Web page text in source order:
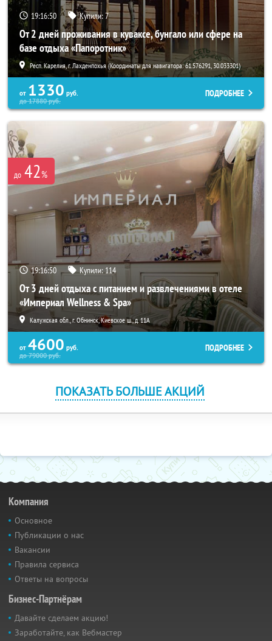
19:16:49 Купили:7
От 2 дней проживания в куваксе, бунгало или сфере на
базе отдыха «Папоротник»
Респ. Карелия, г. Лахденпохья (Координаты для навигатора: 61.576291, 30.033301)
от 1330 руб.
до17880руб.
ПОДРОБНЕЕ
до 42%
19:16:49 Купили:114
От 3 дней отдыха с питанием и развлечениями в отеле
«Империал Wellness & Spa»
Калужская обл., г. Обнинск, Киевское ш., д. 11А
от 4600 руб.
до79000руб.
ПОДРОБНЕЕ
ПОКАЗАТЬ БОЛЬШЕ АКЦИЙ
Компания
Основное
Публикации о нас
Вакансии
Правила сервиса
Ответы на вопросы
Бизнес-Партнёрам
Давайте сделаем акцию!
Заработайте, как Вебмастер